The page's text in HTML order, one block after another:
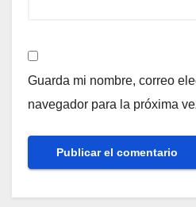
Guarda mi nombre, correo
navegador para la próxima